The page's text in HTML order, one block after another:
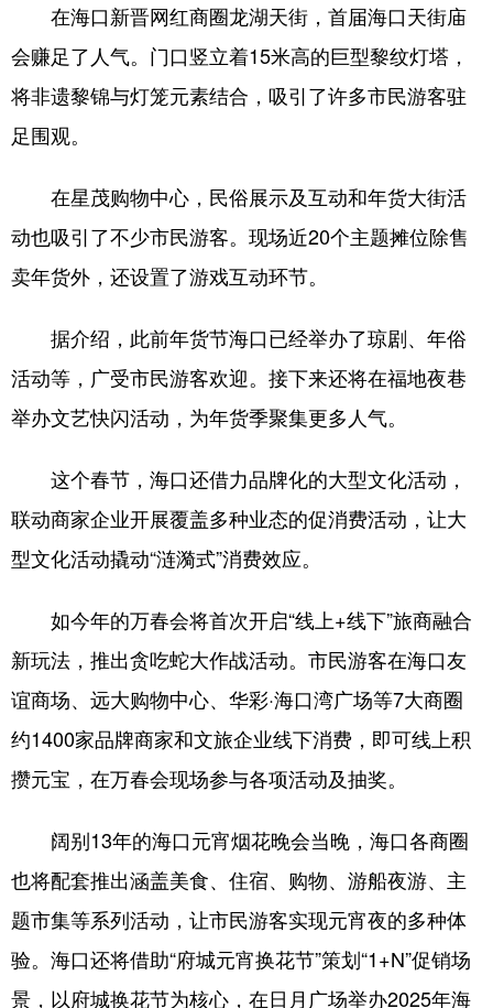
在海口新晋网红商圈龙湖天街，首届海口天街庙
会赚足了人气。门口竖立着15米高的巨型黎纹灯塔，
将非遗黎锦与灯笼元素结合，吸引了许多市民游客驻
足围观。
在星茂购物中心，民俗展示及互动和年货大街活
动也吸引了不少市民游客。现场近20个主题摊位除售
卖年货外，还设置了游戏互动环节。
据介绍，此前年货节海口已经举办了琼剧、年俗
活动等，广受市民游客欢迎。接下来还将在福地夜巷
举办文艺快闪活动，为年货季聚集更多人气。
这个春节，海口还借力品牌化的大型文化活动，
联动商家企业开展覆盖多种业态的促消费活动，让大
型文化活动撬动“涟漪式”消费效应。
如今年的万春会将首次开启“线上+线下”旅商融合
新玩法，推出贪吃蛇大作战活动。市民游客在海口友
谊商场、远大购物中心、华彩·海口湾广场等7大商圈
约1400家品牌商家和文旅企业线下消费，即可线上积
攒元宝，在万春会现场参与各项活动及抽奖。
阔别13年的海口元宵烟花晚会当晚，海口各商圈
也将配套推出涵盖美食、住宿、购物、游船夜游、主
题市集等系列活动，让市民游客实现元宵夜的多种体
验。海口还将借助“府城元宵换花节”策划“1+N”促销场
景，以府城换花节为核心，在日月广场举办2025年海